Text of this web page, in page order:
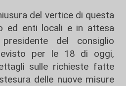
del vertice di questa
ed enti locali e in attesa
del consiglio
per le 18 di oggi,
sulle richieste fatte
delle nuove misure